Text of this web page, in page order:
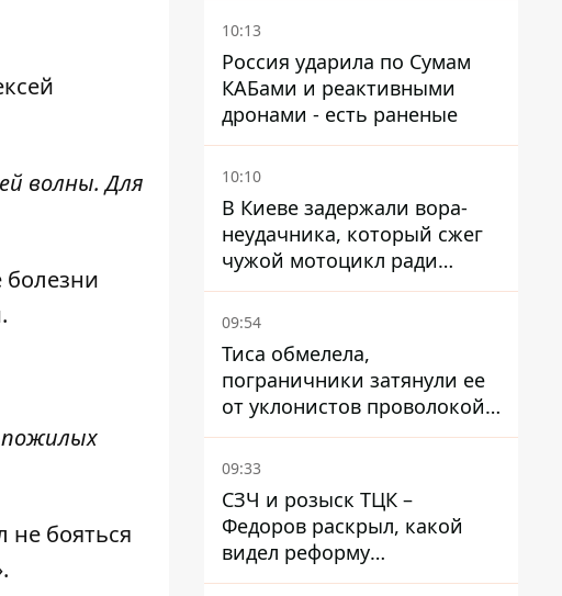
волны. Для
болезни
бояться
понравится украинцам
10:13
Россия ударила по Сумам
КАБами и реактивными
дронами - есть раненые
10:10
В Киеве задержали вора-
неудачника, который сжег
чужой мотоцикл ради
содержимого багажника
09:54
Тиса обмелела,
пограничники затянули ее
от уклонистов проволокой
Егоза, которая убивает
диких животных -
тревогу
09:33
СЗЧ и розыск ТЦК –
Федоров раскрыл, какой
видел реформу
мобилизации